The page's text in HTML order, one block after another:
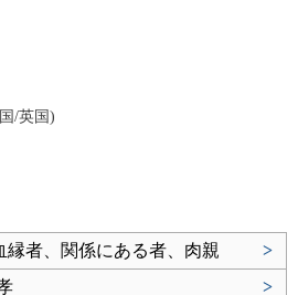
/英国)
縁者、関係にある者、肉親
>
>